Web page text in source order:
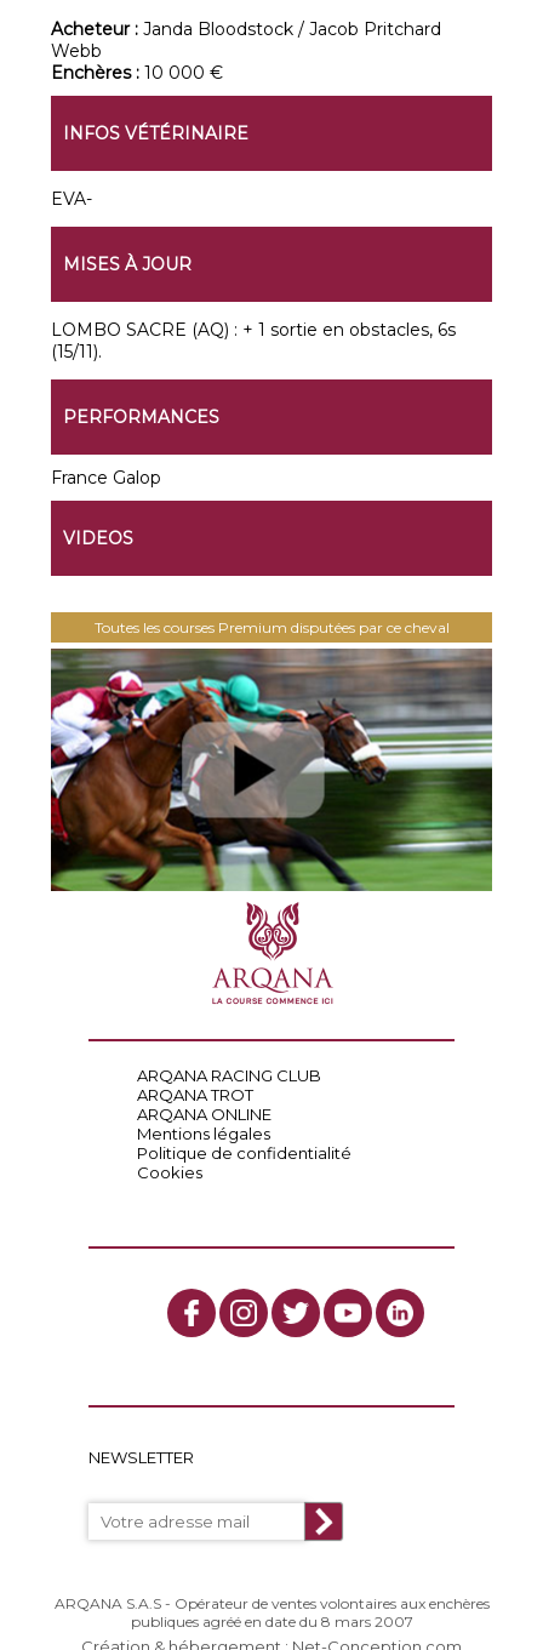
Acheteur :Janda Bloodstock / Jacob Pritchard
Webb
Enchères :10 000 €
INFOS VÉTÉRINAIRE
EVA-
MISES À JOUR
LOMBO SACRE (AQ) : + 1 sortie en obstacles, 6s
(15/11).
PERFORMANCES
France Galop
VIDEOS
Toutes les courses Premium disputées par ce cheval
ARQANA RACING CLUB
ARQANA TROT
ARQANA ONLINE
Mentions légales
Politique de confidentialité
Cookies
NEWSLETTER
ARQANA S.A.S - Opérateur de ventes volontaires aux enchères
publiques agréé en date du 8 mars 2007